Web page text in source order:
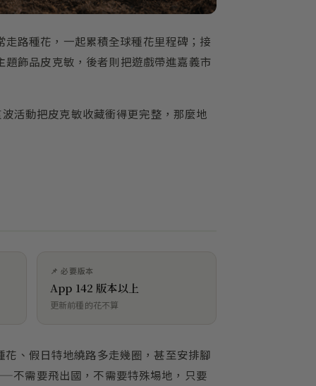
走路種花，一起累積全球種花里程碑；接
飾品皮克敏，後者則把遊戲帶進嘉義市
活動把皮克敏收藏衝得更完整，那麼地
📌 必要版本
App 142 版本以上
更新前種的花不算
、假日特地繞路多走幾圈，甚至安排腳
不需要飛出國，不需要特殊場地，只要